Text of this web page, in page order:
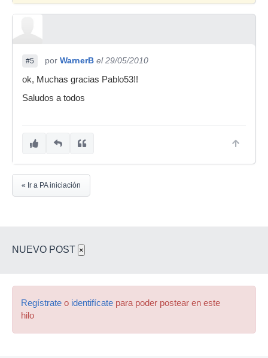
#5 por WarnerB el 29/05/2010
ok, Muchas gracias Pablo53!!
Saludos a todos
« Ir a PA iniciación
NUEVO POST ×
Regístrate o identifícate para poder postear en este
hilo